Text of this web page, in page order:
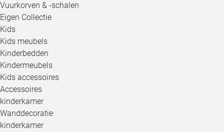
Vuurkorven & -schalen
Eigen Collectie
Kids
Kids meubels
Kinderbedden
Kindermeubels
Kids accessoires
Accessoires
kinderkamer
Wanddecoratie
kinderkamer